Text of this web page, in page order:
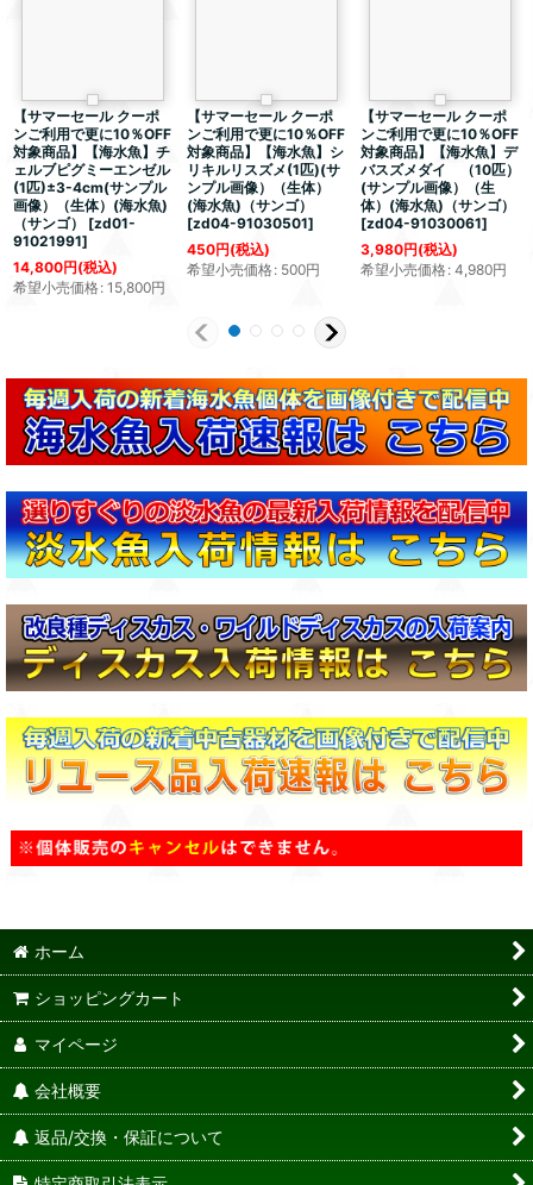
【サマーセール クーポ
ンご利用で更に10％OFF
対象商品】【海水魚】チ
ェルブピグミーエンゼル
(1匹)±3-4cm(サンプル
画像）（生体）(海水魚)
（サンゴ）
[zd01-
91021991]
14,800円(税込)
希望小売価格: 15,800円
【サマーセール クーポ
ンご利用で更に10％OFF
対象商品】【海水魚】シ
リキルリスズメ(1匹)(サ
ンプル画像）（生体）
(海水魚)（サンゴ）
[zd04-91030501]
450円(税込)
希望小売価格: 500円
【サマーセール クーポ
ンご利用で更に10％OFF
対象商品】【海水魚】デ
バスズメダイ （10匹）
(サンプル画像）（生
体）(海水魚)（サンゴ）
[zd04-91030061]
3,980円(税込)
希望小売価格: 4,980円
ホーム
ショッピングカート
マイページ
会社概要
返品/交換・保証について